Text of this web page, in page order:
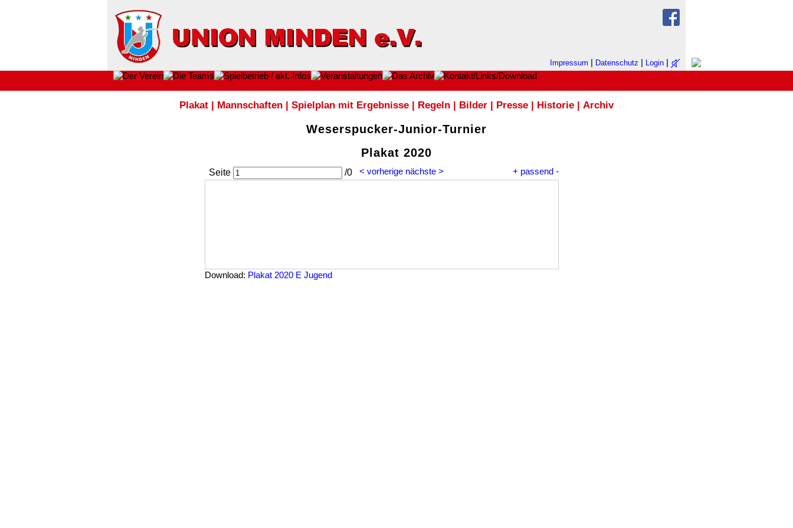
Impressum | Datenschutz | Login |
Plakat | Mannschaften | Spielplan mit Ergebnisse | Regeln | Bilder | Presse | Historie | Archiv
Weserspucker-Junior-Turnier
Plakat 2020
< vorherige
Seite /0 nächste > + passend -
Download: Plakat 2020 E Jugend